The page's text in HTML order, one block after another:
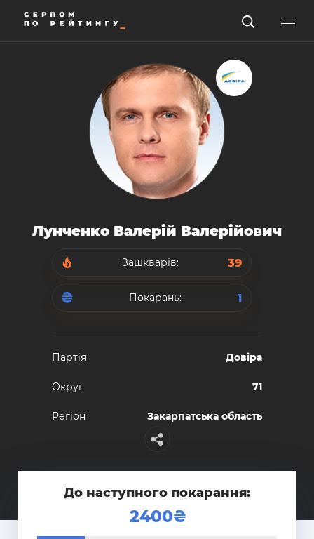
Лунченко Валерій Валерійович
Зашкварів: 39
Покарань: 1
Партiя Довіра
Округ 71
Регiон Закарпатська область
До наступного покарання:
2400